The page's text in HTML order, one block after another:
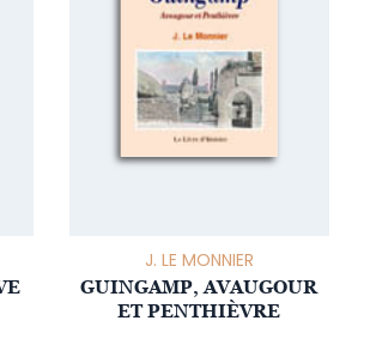
J. LE MONNIER
GUINGAMP, AVAUGOUR
ET PENTHIÈVRE